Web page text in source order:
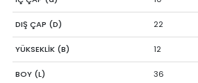
DIŞ ÇAP (D) 22
YÜKSEKLİK (B) 12
BOY (L) 36